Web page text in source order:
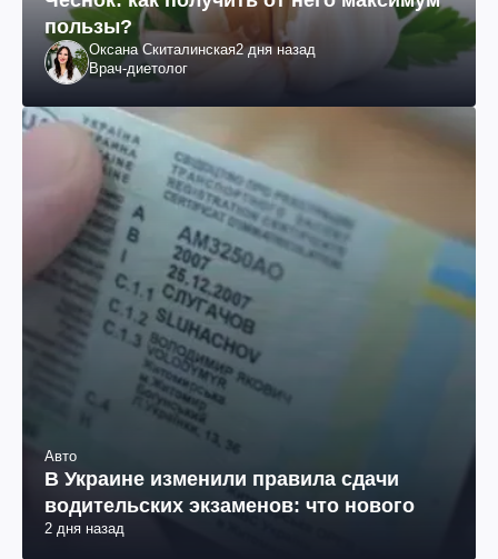
пользы?
Оксана Скиталинская2 дня назад
Врач-диетолог
Авто
В Украине изменили правила сдачи
водительских экзаменов: что нового
2 дня назад